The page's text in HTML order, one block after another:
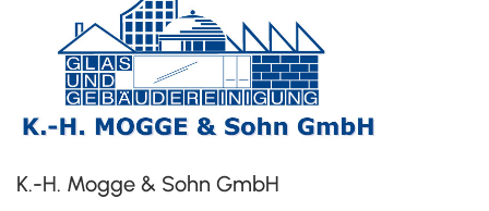
K.-H. Mogge & Sohn GmbH